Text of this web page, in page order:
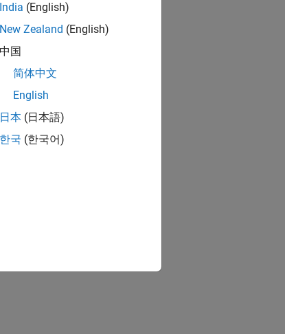
India (English)
New Zealand (English)
中国
简体中文
English
日本 (日本語)
한국 (한국어)